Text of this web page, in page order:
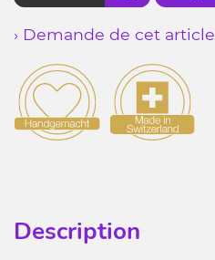
› Demande de cet article
Description